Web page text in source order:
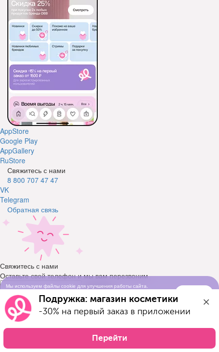
AppStore
Google Play
AppGallery
RuStore
Свяжитесь с нами
8 800 707 47 47
VK
Telegram
Обратная связь
Свяжитесь с нами
Оставьте свой телефон и мы вам перезвоним
Телефон
Отправить заявку
Я ознакомился(-ась) с условиями Договора-оферты и даю
согласие на обработку моих персональных данных
в соответствии с Условиями обработки персональных
данных и подтверждаю, что ознакомлен(а) с ними
Мы используем файлы cookie для улучшения работы сайта.
использования cookie-файловПодружка: магазин косметики
-30% на первый заказ в приложении
Перейти